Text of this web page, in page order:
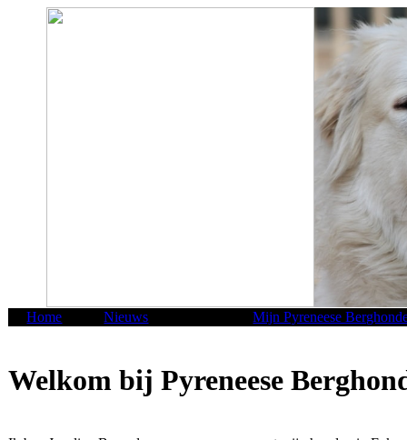
Home Nieuws Mijn Pyreneese
Welkom bij Pyreneese